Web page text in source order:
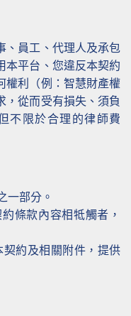
、員工、代理人及承包
本平台、您違反本契約
權利（例：智慧財產權
，從而受有損失、須負
不限於合理的律師費
一部分。
條款內容相牴觸者，
約及相關附件，提供